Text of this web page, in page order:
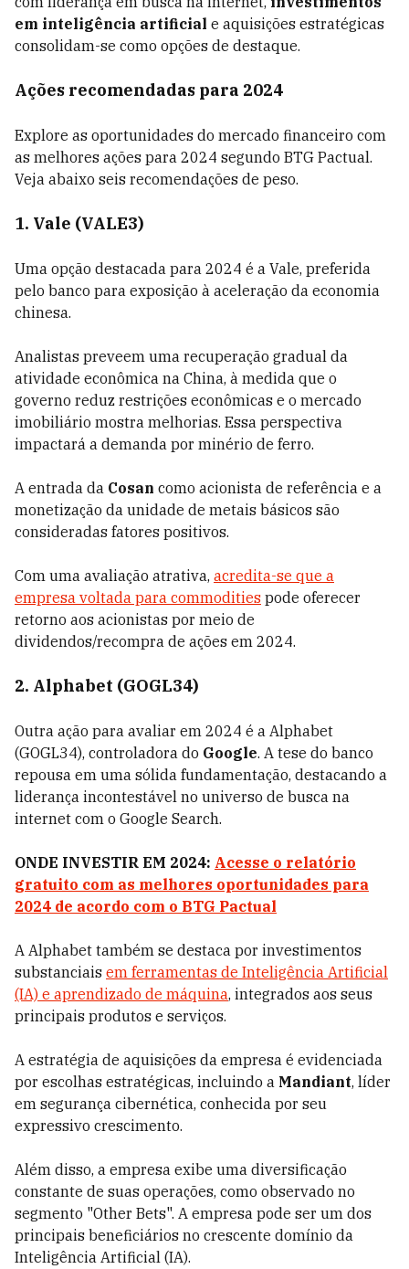
em inteligência artificial e aquisições estratégicas
consolidam-se como opções de destaque.
Ações recomendadas para 2024
Explore as oportunidades do mercado financeiro com
as melhores ações para 2024 segundo BTG Pactual.
Veja abaixo seis recomendações de peso.
1. Vale (VALE3)
Uma opção destacada para 2024 é a Vale, preferida
pelo banco para exposição à aceleração da economia
chinesa.
Analistas preveem uma recuperação gradual da
atividade econômica na China, à medida que o
governo reduz restrições econômicas e o mercado
imobiliário mostra melhorias. Essa perspectiva
impactará a demanda por minério de ferro.
A entrada da Cosan como acionista de referência e a
monetização da unidade de metais básicos são
consideradas fatores positivos.
Com uma avaliação atrativa, acredita-se que a
empresa voltada para commodities pode oferecer
retorno aos acionistas por meio de
dividendos/recompra de ações em 2024.
2. Alphabet (GOGL34)
Outra ação para avaliar em 2024 é a Alphabet
(GOGL34), controladora do Google. A tese do banco
repousa em uma sólida fundamentação, destacando a
liderança incontestável no universo de busca na
internet com o Google Search.
ONDE INVESTIR EM 2024: Acesse o relatório
gratuito com as melhores oportunidades para
2024 de acordo com o BTG Pactual
A Alphabet também se destaca por investimentos
substanciais em ferramentas de Inteligência Artificial
(IA) e aprendizado de máquina, integrados aos seus
principais produtos e serviços.
A estratégia de aquisições da empresa é evidenciada
por escolhas estratégicas, incluindo a Mandiant, líder
em segurança cibernética, conhecida por seu
expressivo crescimento.
Além disso, a empresa exibe uma diversificação
constante de suas operações, como observado no
segmento "Other Bets". A empresa pode ser um dos
principais beneficiários no crescente domínio da
Inteligência Artificial (IA).